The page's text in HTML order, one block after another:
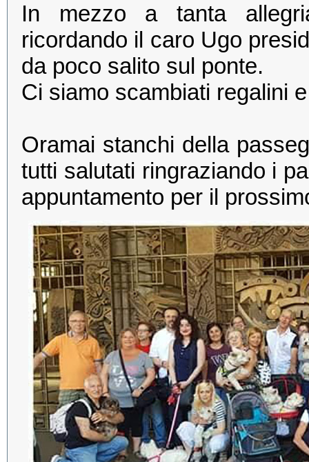
In mezzo a tanta
ricordando il caro Ugo
da poco salito sul ponte.
Ci siamo scambiati regalini
Oramai stanchi della
tutti salutati ringraziando i
appuntamento per il